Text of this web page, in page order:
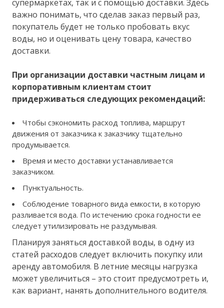
супермаркетах, так и с помощью доставки. Здесь
важно понимать, что сделав заказ первый раз,
покупатель будет не только пробовать вкус
воды, но и оценивать цену товара, качество
доставки.
При организации доставки частным лицам и
корпоративным клиентам стоит
придерживаться следующих рекомендаций:
Чтобы сэкономить расход топлива, маршрут
движения от заказчика к заказчику тщательно
продумывается.
Время и место доставки устанавливается
заказчиком.
Пунктуальность.
Соблюдение товарного вида емкости, в которую
разливается вода. По истечению срока годности ее
следует утилизировать не раздумывая.
Планируя заняться доставкой воды, в одну из
статей расходов следует включить покупку или
аренду автомобиля. В летние месяцы нагрузка
может увеличиться – это стоит предусмотреть и,
как вариант, нанять дополнительного водителя.